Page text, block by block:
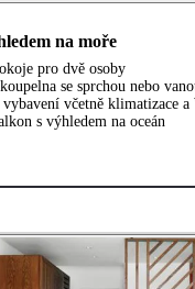
na moře
pro dvě osoby
se sprchou nebo
vybavení včetně klimatizace
s výhledem na oceán